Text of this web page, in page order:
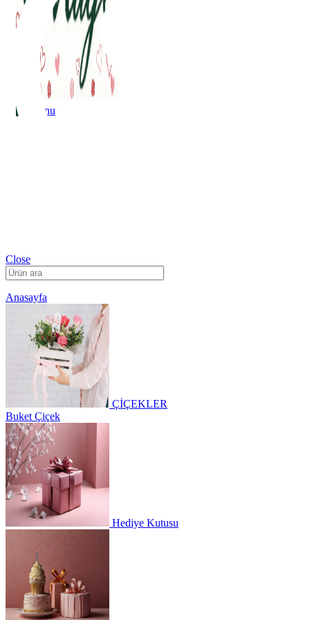
Menu
Menu
Close
Anasayfa
ÇİÇEKLER
Buket Çiçek
Hediye Kutusu